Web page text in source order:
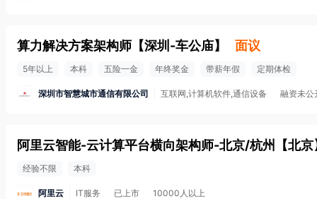
算力解决方案架构师 【深圳-车公庙】 面议
5年以上 本科 五险一金 年终奖金 带薪年假 定期体检
深圳市智慧城市通信有限公司 互联网,计算机软件,通信设备 融资未公
阿里云智能-云计算平台横向架构师-北京/杭州 【北京
经验不限 本科
阿里云 IT服务 已上市 10000人以上